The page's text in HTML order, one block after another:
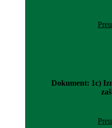
Dokument: 1c)